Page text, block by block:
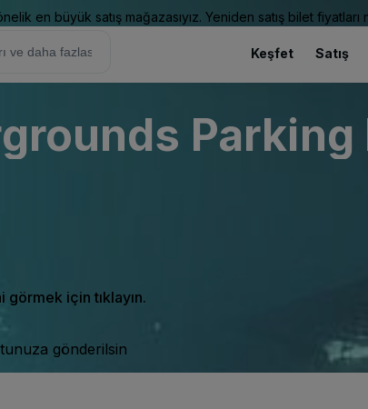
en büyük satış mağazasıyız. Yeniden satış bilet
Keşfet Satış
için tıklayın.
gönderilsin